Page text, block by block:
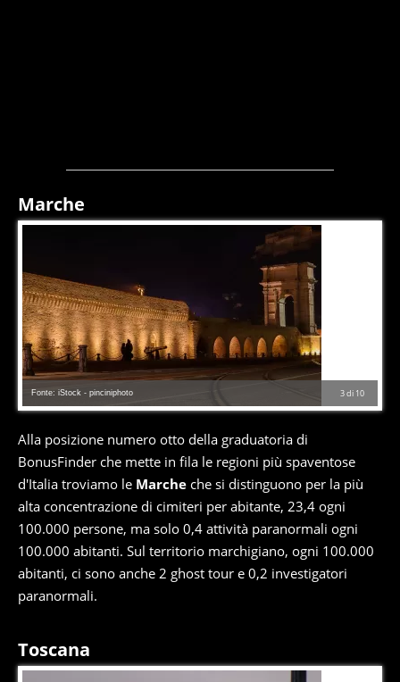
Marche
3di 10
Fonte: iStock - pinciniphoto
Alla posizione numero otto della graduatoria di
BonusFinder che mette in fila le regioni più spaventose
d'Italia troviamo le Marche che si distinguono per la più
alta concentrazione di cimiteri per abitante, 23,4 ogni
100.000 persone, ma solo 0,4 attività paranormali ogni
100.000 abitanti. Sul territorio marchigiano, ogni 100.000
abitanti, ci sono anche 2 ghost tour e 0,2 investigatori
paranormali.
Toscana